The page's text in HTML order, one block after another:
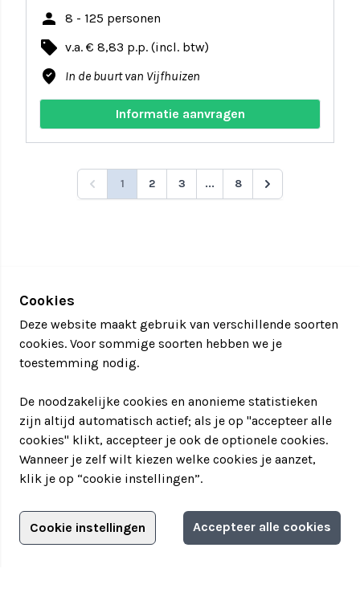
Filter jouw teamuitstapje!
person 8 - 125 personen
local_offer v.a. € 8,83 p.p. (incl. btw)
where_to_vote In de buurt van Vijfhuizen
Informatie aanvragen
1 2 3 ... 8
Adverteren?
Adverteerdersopties
Cookies
Deze website maakt gebruik van verschillende soorten
cookies. Voor sommige soorten hebben we je
toestemming nodig.
De noodzakelijke cookies en anonieme statistieken
zijn altijd automatisch actief; als je op "accepteer alle
cookies" klikt, accepteer je ook de optionele cookies.
Wanneer je zelf wilt kiezen welke cookies je aanzet,
klik je op “cookie instellingen”.
Cookie instellingen Accepteer alle cookies